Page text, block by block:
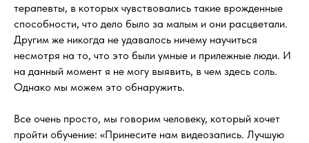
терапевты, в которых чувствовались такие врожденные
способности, что дело было за малым и они расцветали.
Другим же никогда не удавалось ничему научиться
несмотря на то, что это были умные и прилежные люди. И
на данный момент я не могу выявить, в чем здесь соль.
Однако мы можем это обнаружить.
Все очень просто, мы говорим человеку, который хочет
пройти обучение: «Принесите нам видеозапись. Лучшую